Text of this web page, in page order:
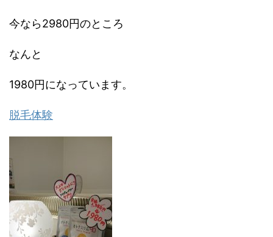
今なら2980円のところ
なんと
1980円になっています。
脱毛体験